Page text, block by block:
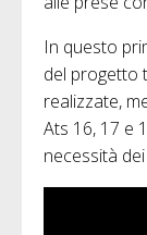
In questo
del progetto
realizzate,
Ats 16, 17 e
necessità